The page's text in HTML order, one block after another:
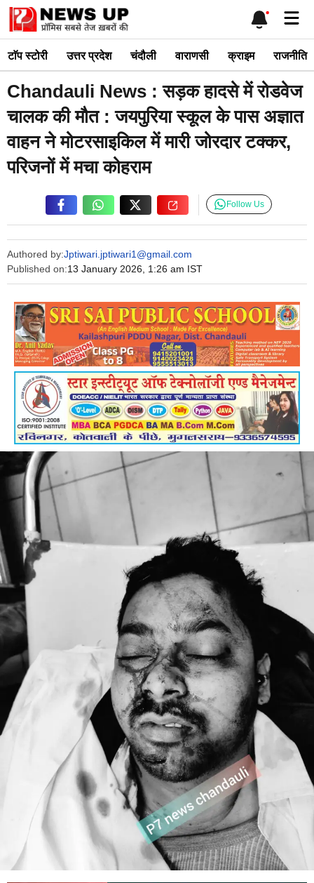
Skip
content
टाॅप स्टोरी उत्तर प्रदेश चंदौली वाराणसी क्राइम राजनीति
Chandauli News : सड़क हादसे में रोडवेज
चालक की मौत : जयपुरिया स्कूल के पास अज्ञात
वाहन ने मोटरसाइकिल में मारी जोरदार टक्कर,
परिजनों में मचा कोहराम
Authored by:Jptiwari.jptiwari1@gmail.com
Published on:13 January 2026, 1:26 am IST
Follow Us